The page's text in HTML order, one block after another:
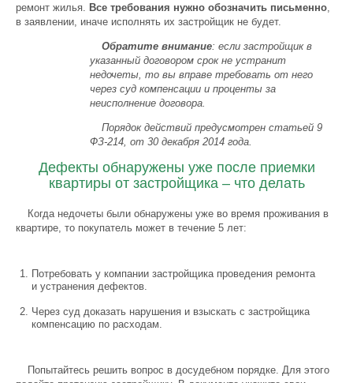
ремонт жилья. Все требования нужно обозначить письменно,
в заявлении, иначе исполнять их застройщик не будет.
Обратите внимание: если застройщик в
указанный договором срок не устранит
недочеты, то вы вправе требовать от него
через суд компенсации и проценты за
неисполнение договора.
Порядок действий предусмотрен статьей 9
ФЗ-214, от 30 декабря 2014 года.
Дефекты обнаружены уже после приемки
квартиры от застройщика – что делать
Когда недочеты были обнаружены уже во время проживания в
квартире, то покупатель может в течение 5 лет:
Потребовать у компании застройщика проведения ремонта
и устранения дефектов.
Через суд доказать нарушения и взыскать с застройщика
компенсацию по расходам.
Попытайтесь решить вопрос в досудебном порядке. Для этого